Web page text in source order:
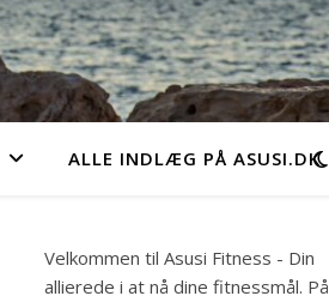
ALLE INDLÆG PÅ ASUSI.DK
Velkommen til Asusi Fitness - Din
allierede i at nå dine fitnessmål. På